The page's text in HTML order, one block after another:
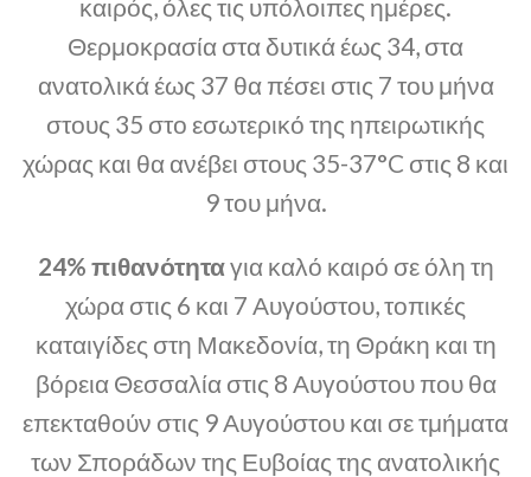
καιρός, όλες τις υπόλοιπες ημέρες.
Θερμοκρασία στα δυτικά έως 34, στα
ανατολικά έως 37 θα πέσει στις 7 του μήνα
στους 35 στο εσωτερικό της ηπειρωτικής
χώρας και θα ανέβει στους 35-37°C στις 8 και
9 του μήνα.
24% πιθανότηταγια καλό καιρό σε όλη τη
χώρα στις 6 και 7 Αυγούστου, τοπικές
καταιγίδες στη Μακεδονία, τη Θράκη και τη
βόρεια Θεσσαλία στις 8 Αυγούστου που θα
επεκταθούν στις 9 Αυγούστου και σε τμήματα
των Σποράδων της Ευβοίας της ανατολικής